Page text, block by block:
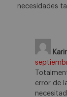
necesidades
error de